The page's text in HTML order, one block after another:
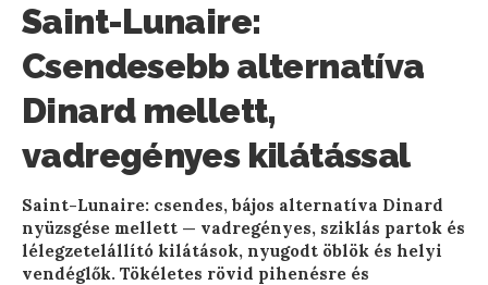
Saint-Lunaire:
Csendesebb alternatíva
Dinard mellett,
vadregényes kilátással
Saint-Lunaire: csendes, bájos alternatíva Dinard
nyüzsgése mellett — vadregényes, sziklás partok és
lélegzetelállító kilátások, nyugodt öblök és helyi
vendéglők. Tökéletes rövid pihenésre és